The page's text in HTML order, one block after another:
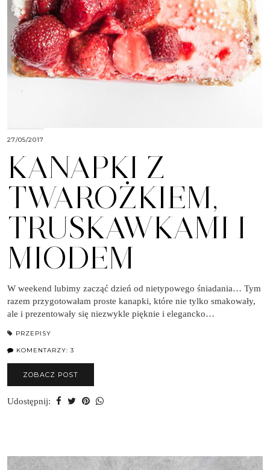
27/05/2017
KANAPKI Z
TWAROŻKIEM,
TRUSKAWKAMI I
MIODEM
W weekend lubimy zacząć dzień od nietypowego śniadania… Tym
razem przygotowałam proste kanapki, które nie tylko smakowały,
ale i prezentowały się niezwykle pięknie i elegancko…
PRZEPISY
KOMENTARZY: 3
ZOBACZ POST
Udostępnij: